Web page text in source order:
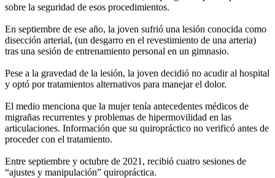
sobre la seguridad de esos procedimientos.
En septiembre de ese año, la joven sufrió una lesión conocida como
disección arterial, (un desgarro en el revestimiento de una arteria)
tras una sesión de entrenamiento personal en un gimnasio.
Pese a la gravedad de la lesión, la joven decidió no acudir al hospital
y optó por tratamientos alternativos para manejar el dolor.
El medio menciona que la mujer tenía antecedentes médicos de
migrañas recurrentes y problemas de hipermovilidad en las
articulaciones. Información que su quiropráctico no verificó antes de
proceder con el tratamiento.
Entre septiembre y octubre de 2021, recibió cuatro sesiones de
“ajustes y manipulación” quiropráctica.